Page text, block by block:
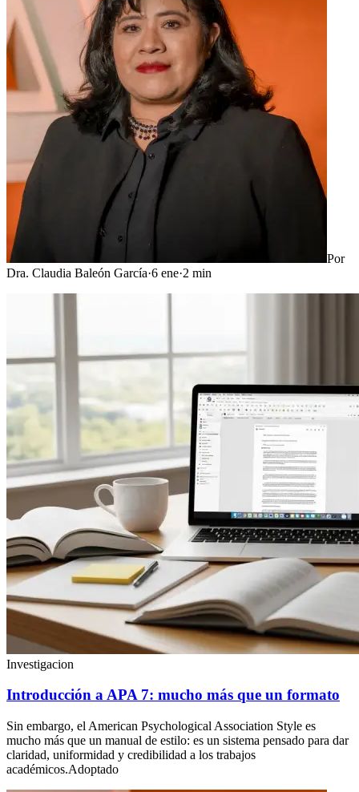
Por
Dra. Claudia Baleón García·6 ene·2 min
Investigacion
Introducción a APA 7: mucho más que un formato
Sin embargo, el American Psychological Association Style es
mucho más que un manual de estilo: es un sistema pensado para dar
claridad, uniformidad y credibilidad a los trabajos
académicos.Adoptado